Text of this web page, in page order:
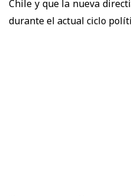
Chile y que la nueva
durante el actual ciclo